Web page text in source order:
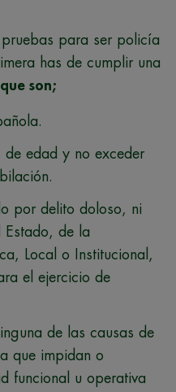
para ser policía
has de cumplir una
son;
edad y no exceder
por delito doloso, ni
Estado, de la
Local o Institucional,
el ejercicio de
de las causas de
que impidan o
funcional u operativa